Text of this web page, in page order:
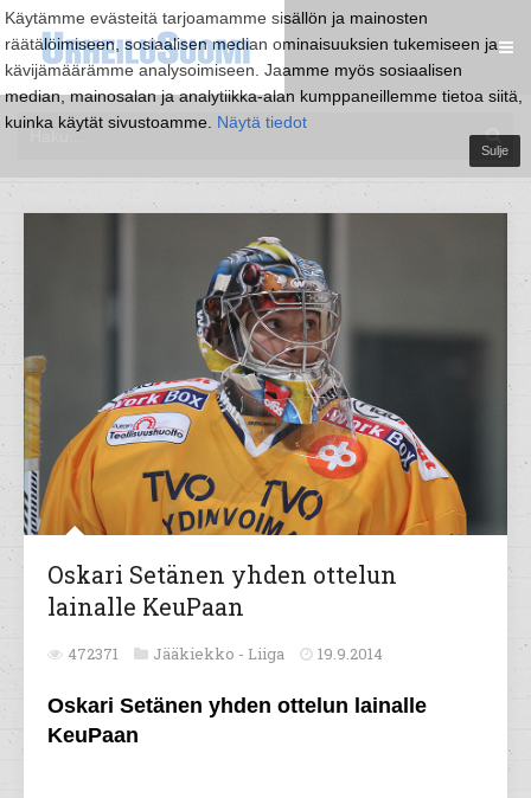
Käytämme evästeitä tarjoamamme sisällön ja mainosten
räätälöimiseen, sosiaalisen median ominaisuuksien tukemiseen ja
kävijämäärämme analysoimiseen. Jaamme myös sosiaalisen
median, mainosalan ja analytiikka-alan kumppaneillemme tietoa siitä,
kuinka käytät sivustoamme. Näytä tiedot
Sulje
Oskari Setänen yhden ottelun
lainalle KeuPaan
472371 Jääkiekko - Liiga 19.9.2014
Oskari Setänen yhden ottelun lainalle
KeuPaan